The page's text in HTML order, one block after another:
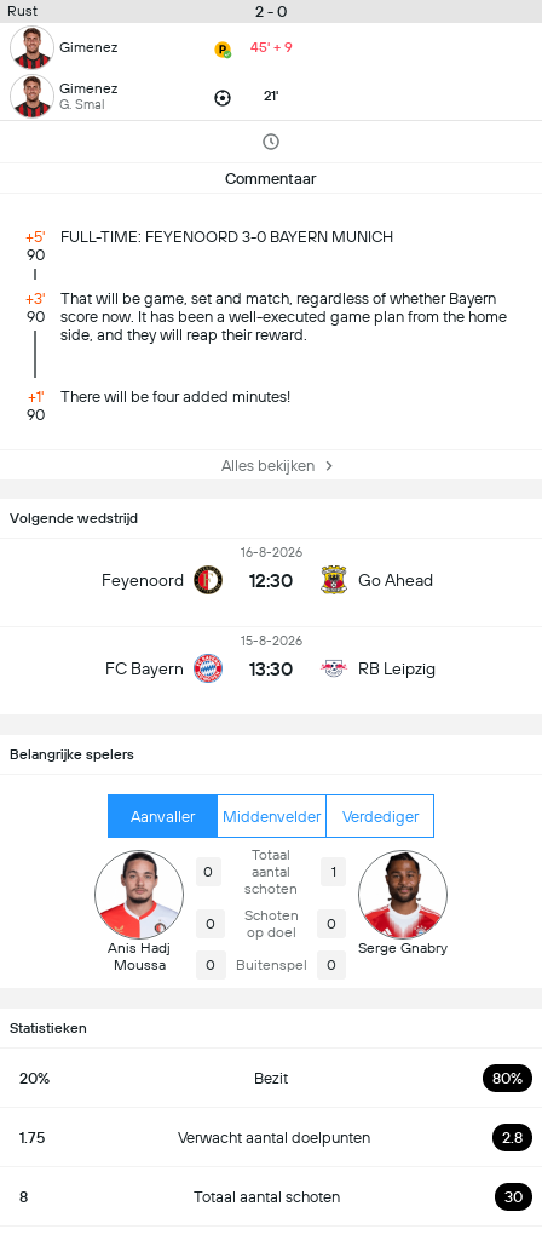
Rust 2 - 0
Gimenez 45' + 9
Gimenez
G. Smal 21'
Commentaar
+5'
90
FULL-TIME: FEYENOORD 3-0 BAYERN MUNICH
+3'
90
That will be game, set and match, regardless of whether Bayern
score now. It has been a well-executed game plan from the home
side, and they will reap their reward.
+1'
90
There will be four added minutes!
Alles bekijken
Volgende wedstrijd
Feyenoord
16-8-2026
12:30 Go Ahead
FC Bayern
15-8-2026
13:30 RB Leipzig
Belangrijke spelers
Aanvaller Middenvelder Verdediger
Anis Hadj
Moussa
0
Totaal
aantal
schoten
1
0
Schoten
op doel
0
0 Buitenspel 0
Serge Gnabry
Statistieken
20% Bezit 80%
1.75 Verwacht aantal doelpunten 2.8
8 Totaal aantal schoten 30